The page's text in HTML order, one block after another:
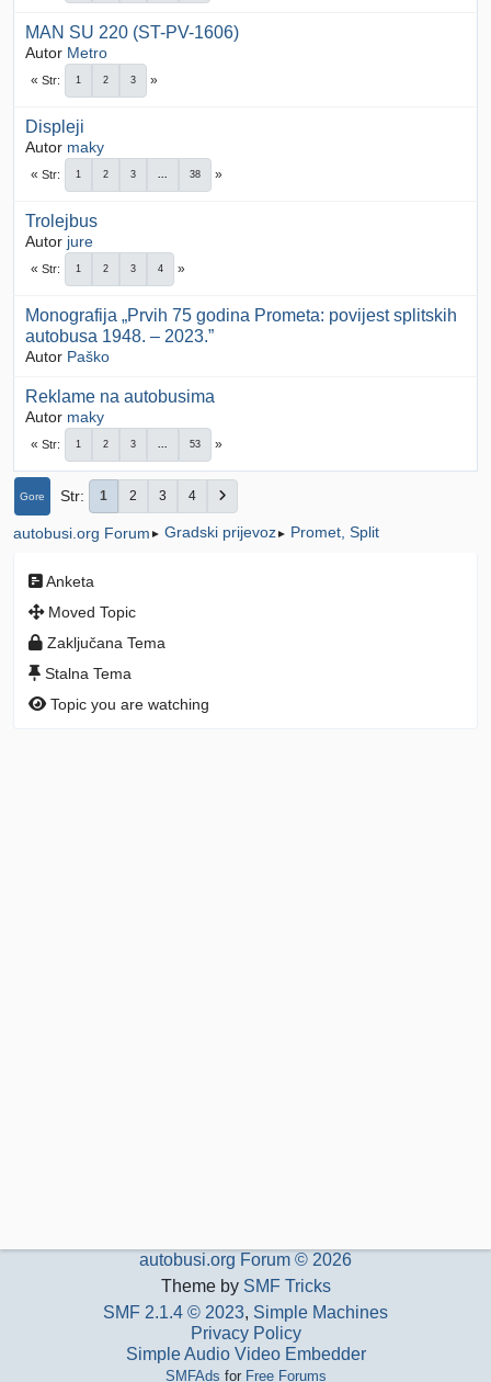
MAN SU 220 (ST-PV-1606)
Autor Metro
Str 1 2 3
Displeji
Autor maky
Str 1 2 3 ... 38
Trolejbus
Autor jure
Str 1 2 3 4
Monografija „Prvih 75 godina Prometa: povijest splitskih
autobusa 1948. – 2023.”
Autor Paško
Reklame na autobusima
Autor maky
Str 1 2 3 ... 53
Gore Str 1 2 3 4
autobusi.org Forum ► Gradski prijevoz► Promet, Split
Anketa
Moved Topic
Zaključana Tema
Stalna Tema
Topic you are watching
autobusi.org Forum © 2026
Theme by SMF Tricks
SMF 2.1.4 © 2023, Simple Machines
Privacy Policy
Simple Audio Video Embedder
SMFAds for Free Forums